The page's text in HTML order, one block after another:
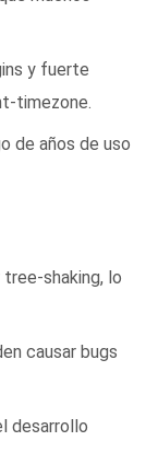
y fuerte
timezone.
de años de uso
shaking, lo
causar bugs
desarrollo